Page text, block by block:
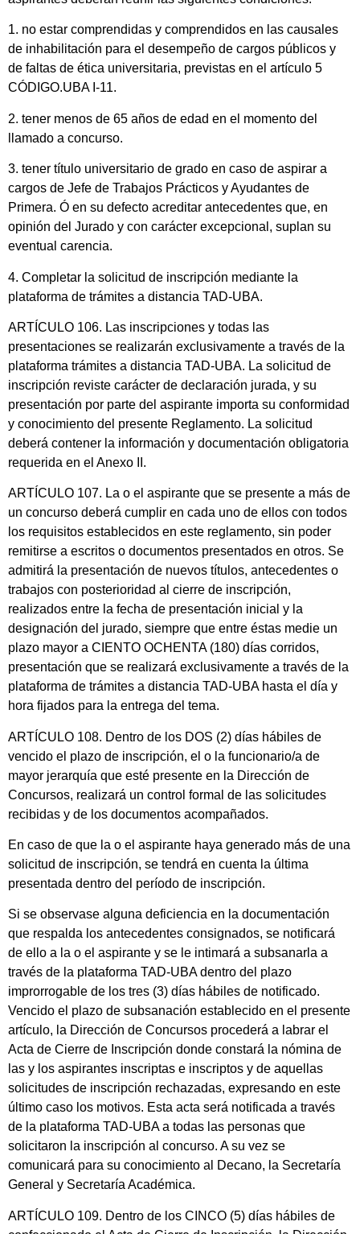
1. no estar comprendidas y comprendidos en las causales
de inhabilitación para el desempeño de cargos públicos y
de faltas de ética universitaria, previstas en el artículo 5
CÓDIGO.UBA I-11.
2. tener menos de 65 años de edad en el momento del
llamado a concurso.
3. tener título universitario de grado en caso de aspirar a
cargos de Jefe de Trabajos Prácticos y Ayudantes de
Primera. Ó en su defecto acreditar antecedentes que, en
opinión del Jurado y con carácter excepcional, suplan su
eventual carencia.
4. Completar la solicitud de inscripción mediante la
plataforma de trámites a distancia TAD-UBA.
ARTÍCULO 106. Las inscripciones y todas las
presentaciones se realizarán exclusivamente a través de la
plataforma trámites a distancia TAD-UBA. La solicitud de
inscripción reviste carácter de declaración jurada, y su
presentación por parte del aspirante importa su conformidad
y conocimiento del presente Reglamento. La solicitud
deberá contener la información y documentación obligatoria
requerida en el Anexo II.
ARTÍCULO 107. La o el aspirante que se presente a más de
un concurso deberá cumplir en cada uno de ellos con todos
los requisitos establecidos en este reglamento, sin poder
remitirse a escritos o documentos presentados en otros. Se
admitirá la presentación de nuevos títulos, antecedentes o
trabajos con posterioridad al cierre de inscripción,
realizados entre la fecha de presentación inicial y la
designación del jurado, siempre que entre éstas medie un
plazo mayor a CIENTO OCHENTA (180) días corridos,
presentación que se realizará exclusivamente a través de la
plataforma de trámites a distancia TAD-UBA hasta el día y
hora fijados para la entrega del tema.
ARTÍCULO 108. Dentro de los DOS (2) días hábiles de
vencido el plazo de inscripción, el o la funcionario/a de
mayor jerarquía que esté presente en la Dirección de
Concursos, realizará un control formal de las solicitudes
recibidas y de los documentos acompañados.
En caso de que la o el aspirante haya generado más de una
solicitud de inscripción, se tendrá en cuenta la última
presentada dentro del período de inscripción.
Si se observase alguna deficiencia en la documentación
que respalda los antecedentes consignados, se notificará
de ello a la o el aspirante y se le intimará a subsanarla a
través de la plataforma TAD-UBA dentro del plazo
improrrogable de los tres (3) días hábiles de notificado.
Vencido el plazo de subsanación establecido en el presente
artículo, la Dirección de Concursos procederá a labrar el
Acta de Cierre de Inscripción donde constará la nómina de
las y los aspirantes inscriptas e inscriptos y de aquellas
solicitudes de inscripción rechazadas, expresando en este
último caso los motivos. Esta acta será notificada a través
de la plataforma TAD-UBA a todas las personas que
solicitaron la inscripción al concurso. A su vez se
comunicará para su conocimiento al Decano, la Secretaría
General y Secretaría Académica.
ARTÍCULO 109. Dentro de los CINCO (5) días hábiles de